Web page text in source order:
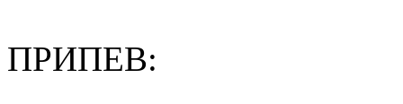
ПРИПЕВ: